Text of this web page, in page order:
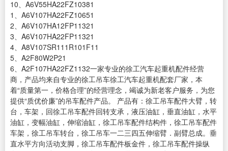
10、A6V55HA22FZ10381
1、A6V107HA22FZ10651
2、A6V107HA12FP11321
3、A6V107HA22FP11321
4、A8V107SR111R101F11
5、A2F80W2P21
6、A2F107HA22FZ1132一家专业的徐工汽车起重机配件经营
商，产品均来自专业的徐工吊车徐工汽车起重机配套厂家，本
着“质量第一，价格合理”的经营理念，竭诚为新老客户服务，为您
提供“质优价廉”的吊车配件产品。 产品有：徐工吊车配件大臂，转
台，车架，回徐工吊车配件回转支承，液压油缸，垂直油缸，水平
油缸，变幅油缸，伸缩油缸，徐工吊车配件结构件，徐工吊车配件
车架，徐工吊车转台，徐工吊车一二三四五伸缩臂．副臂总成。垂
直水平方向活动支脚，徐工吊车配件板金件，徐工吊车配件操纵